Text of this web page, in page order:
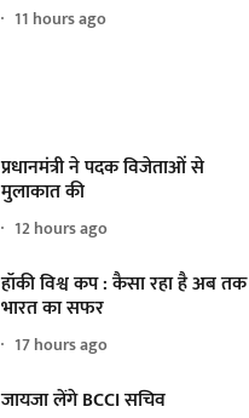
11 hours ago
प्रधानमंत्री ने पदक विजेताओं से
मुलाकात की
12 hours ago
हॉकी विश्व कप : कैसा रहा है अब तक
भारत का सफर
17 hours ago
जायजा लेंगे BCCI सचिव